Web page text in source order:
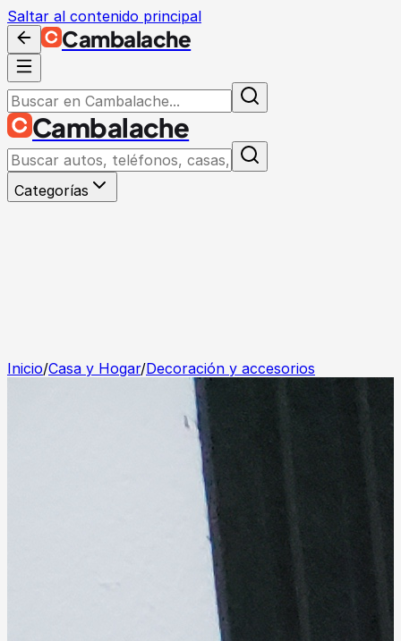
Saltar al contenido principal
Cambalache
Cambalache
Categorías
Inicio/Casa y Hogar/Decoración y accesorios